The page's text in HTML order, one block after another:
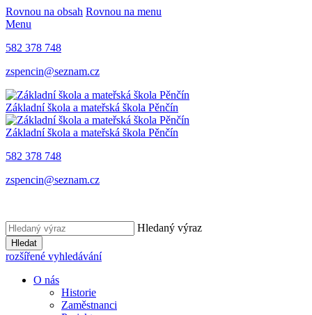
Rovnou na obsah Rovnou na menu
Menu
582 378 748
zspencin@seznam.cz
Základní škola a mateřská škola Pěnčín
Základní škola a mateřská škola Pěnčín
582 378 748
zspencin@seznam.cz
Hledaný výraz
Hledat
rozšířené vyhledávání
O nás
Historie
Zaměstnanci